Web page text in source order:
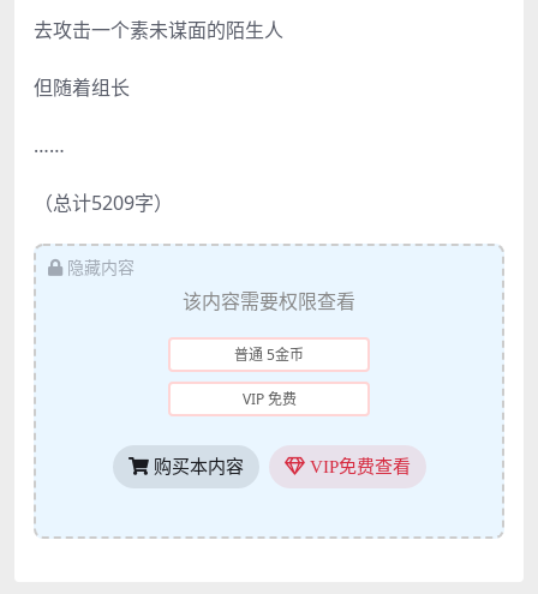
去攻击一个素未谋面的陌生人
但随着组长
……
（总计5209字）
隐藏内容
该内容需要权限查看
普通 5金币
VIP 免费
购买本内容 VIP免费查看